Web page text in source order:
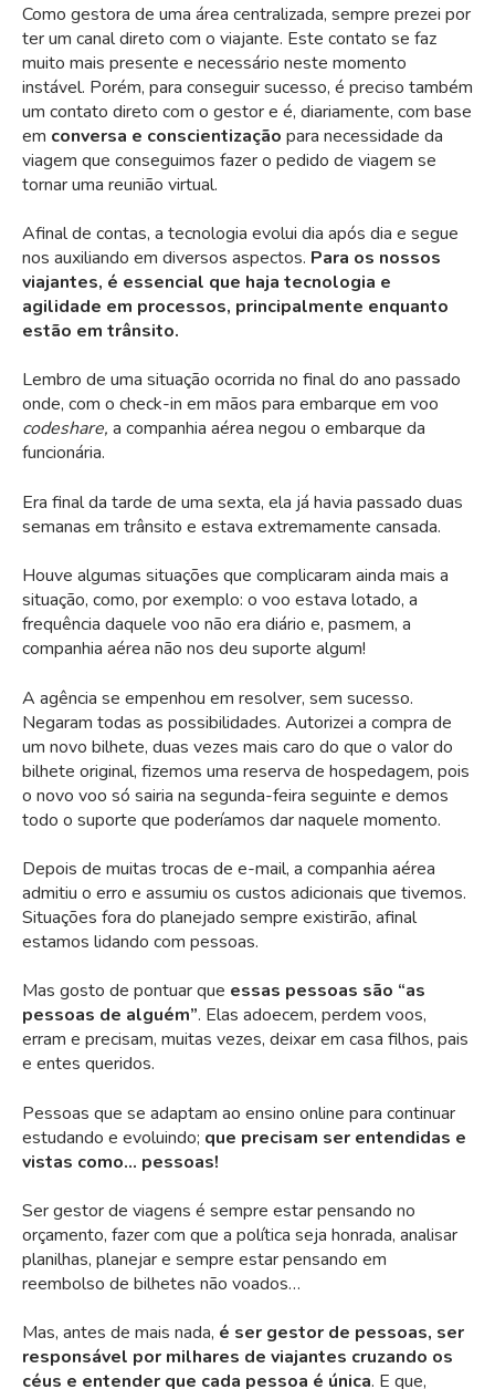
Como gestora de uma área centralizada, sempre prezei por
ter um canal direto com o viajante. Este contato se faz
muito mais presente e necessário neste momento
instável. Porém, para conseguir sucesso, é preciso também
um contato direto com o gestor e é, diariamente, com base
em conversa e conscientização para necessidade da
viagem que conseguimos fazer o pedido de viagem se
tornar uma reunião virtual.
Afinal de contas, a tecnologia evolui dia após dia e segue
nos auxiliando em diversos aspectos. Para os nossos
viajantes, é essencial que haja tecnologia e
agilidade em processos, principalmente enquanto
estão em trânsito.
Lembro de uma situação ocorrida no final do ano passado
onde, com o check-in em mãos para embarque em voo
codeshare, a companhia aérea negou o embarque da
funcionária.
Era final da tarde de uma sexta, ela já havia passado duas
semanas em trânsito e estava extremamente cansada.
Houve algumas situações que complicaram ainda mais a
situação, como, por exemplo: o voo estava lotado, a
frequência daquele voo não era diário e, pasmem, a
companhia aérea não nos deu suporte algum!
A agência se empenhou em resolver, sem sucesso.
Negaram todas as possibilidades. Autorizei a compra de
um novo bilhete, duas vezes mais caro do que o valor do
bilhete original, fizemos uma reserva de hospedagem, pois
o novo voo só sairia na segunda-feira seguinte e demos
todo o suporte que poderíamos dar naquele momento.
Depois de muitas trocas de e-mail, a companhia aérea
admitiu o erro e assumiu os custos adicionais que tivemos.
Situações fora do planejado sempre existirão, afinal
estamos lidando com pessoas.
Mas gosto de pontuar que essas pessoas são “as
pessoas de alguém”. Elas adoecem, perdem voos,
erram e precisam, muitas vezes, deixar em casa filhos, pais
e entes queridos.
Pessoas que se adaptam ao ensino online para continuar
estudando e evoluindo; que precisam ser entendidas e
vistas como… pessoas!
Ser gestor de viagens é sempre estar pensando no
orçamento, fazer com que a política seja honrada, analisar
planilhas, planejar e sempre estar pensando em
reembolso de bilhetes não voados…
Mas, antes de mais nada, é ser gestor de pessoas, ser
responsável por milhares de viajantes cruzando os
céus e entender que cada pessoa é única. E que,